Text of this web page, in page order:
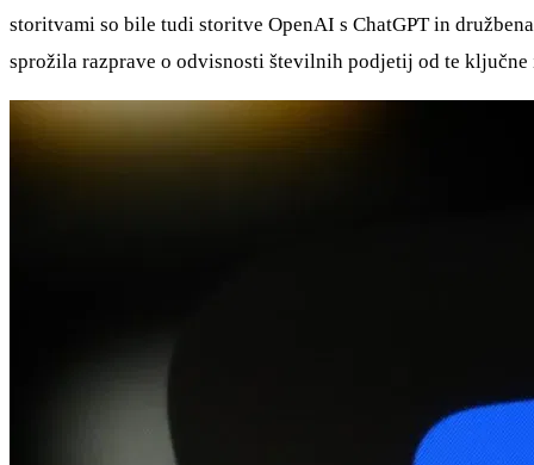
storitvami so bile tudi storitve OpenAI s ChatGPT in
sprožila razprave o odvisnosti številnih podjetij od te